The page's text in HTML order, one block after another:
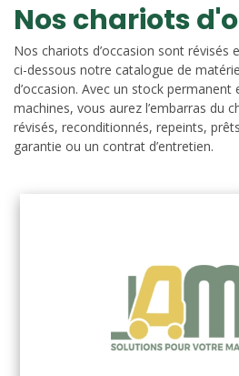
Nos chariots
Nos chariots d’occasion sont révisés
ci-dessous notre catalogue de
d’occasion. Avec un stock permanent
machines, vous aurez l’embarras du
révisés, reconditionnés, repeints,
garantie ou un contrat d’entretien.